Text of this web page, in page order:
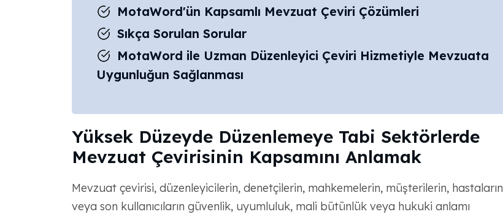
MotaWord'ün Kapsamlı Mevzuat Çeviri Çözümleri
Sıkça Sorulan Sorular
MotaWord ile Uzman Düzenleyici Çeviri Hizmetiyle Mevzuata
Uygunluğun Sağlanması
Yüksek Düzeyde Düzenlemeye Tabi Sektörlerde
Mevzuat Çevirisinin Kapsamını Anlamak
Mevzuat çevirisi, düzenleyicilerin, denetçilerin, mahkemelerin, müşterilerin, hastaların
veya son kullanıcıların güvenlik, uyumluluk, mali bütünlük veya hukuki anlamı